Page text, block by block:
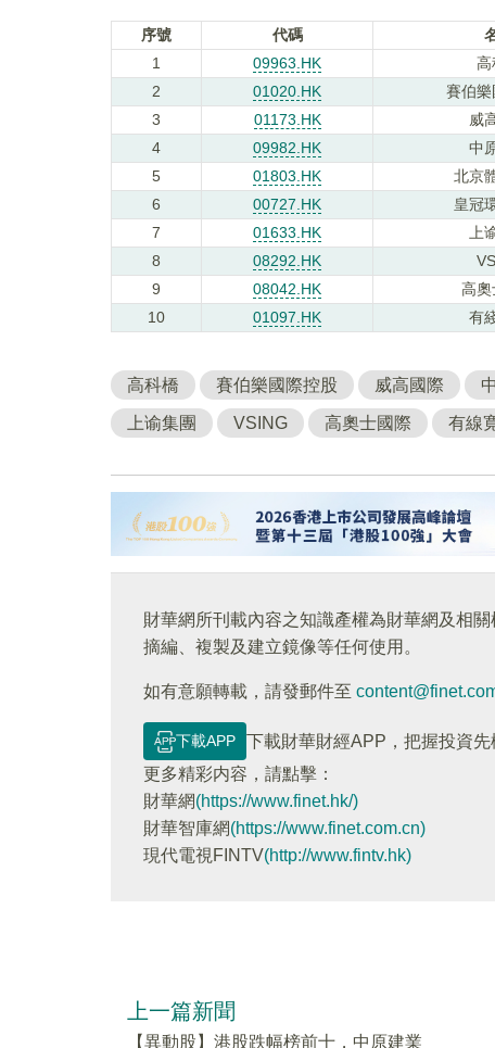
序號 代碼
1
09963.HK 高
2
01020.HK 賽伯
3
01173.HK 威
4
09982.HK 中
5
01803.HK 北京
6
00727.HK 皇冠
7
01633.HK 上
8
08292.HK
9
08042.HK 高奧
10
01097.HK 有
高科橋 賽伯樂國際控股 威高國際
上谕集團 VSING 高奧士國際 有線
財華網所刊載內容之知識產權為財華網及相
摘編、複製及建立鏡像等任何使用。
如有意願轉載，請發郵件至
下載APP
下載財華財經APP，把握投資先
更多精彩内容，請點擊：
財華網(https://www.finet.hk/)
財華智庫網(https://www.finet.com.cn)
現代電視FINTV(http://www.fintv.hk)
上一篇新聞
【異動股】港股跌幅榜前十，中原建業